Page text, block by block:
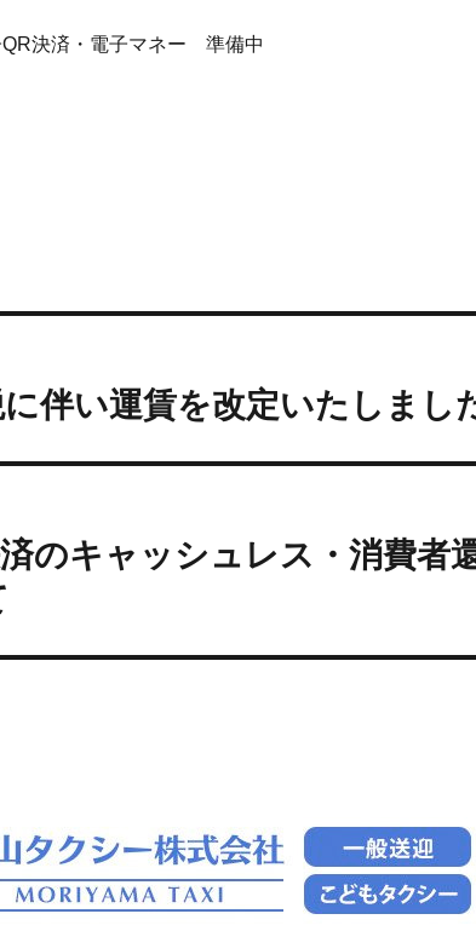
QR決済・電子マネー 準備中
伴い運賃を改定いたしまし
のキャッシュレス・消費者